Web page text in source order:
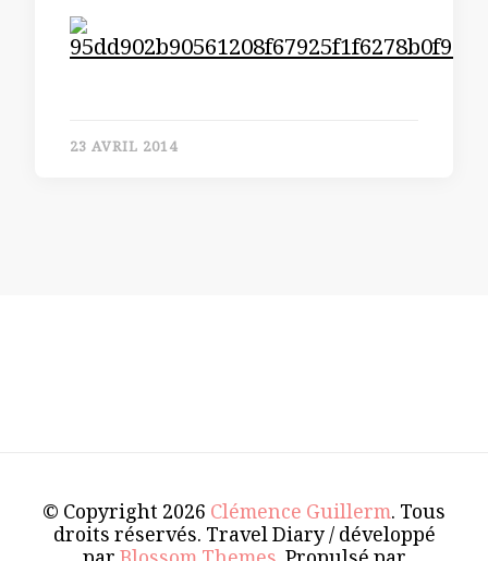
23 AVRIL 2014
© Copyright 2026 Clémence Guillerm. Tous
droits réservés. Travel Diary / développé